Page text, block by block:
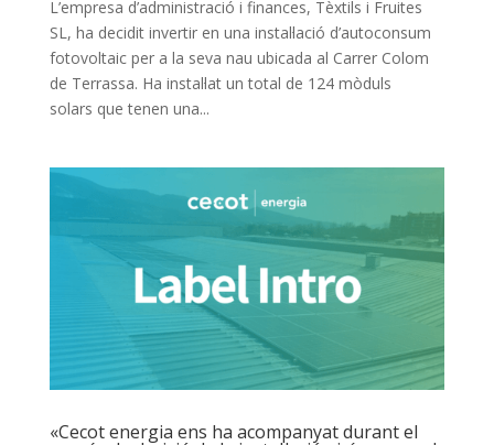
L’empresa d’administració i finances, Tèxtils i Fruites
SL, ha decidit invertir en una instal·lació d’autoconsum
fotovoltaic per a la seva nau ubicada al Carrer Colom
de Terrassa. Ha instal·lat un total de 124 mòduls
solars que tenen una...
«Cecot energia ens ha acompanyat durant el